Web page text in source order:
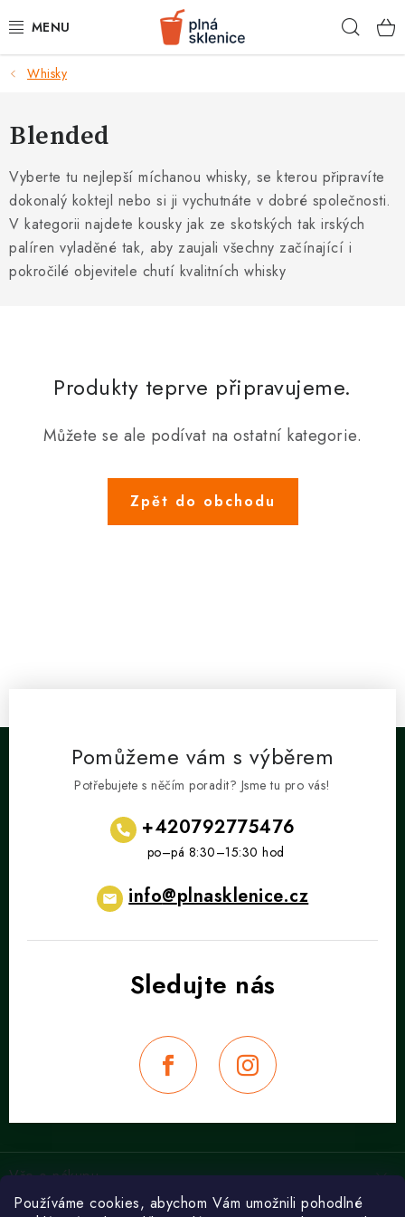
Používáme cookies, abychom Vám umožnili pohodlné
na
BARMANSKÉ POTŘEBY
SKLENICE NA KOKTEJLY
KOKTEJLOVÉ INGREDIENCE
KOKTEJLOVÉ SADY
RECEPTY
Whisky
Blended
Vyberte tu nejlepší míchanou whisky, se kterou připravíte
dokonalý koktejl nebo si ji vychutnáte v dobré společnosti.
V kategorii najdete kousky jak ze skotských tak irských
palíren vyladěné tak, aby zaujali všechny začínající i
pokročilé objevitele chutí kvalitních whisky
Produkty teprve připravujeme.
Můžete se ale podívat na ostatní kategorie.
Zpět do obchodu
Pomůžeme vám s výběrem
Potřebujete s něčím poradit? Jsme tu pro vás!
info@plnasklenice.cz
+420792775476
Z
á
pVše o nákupu
Obchodní podmínky